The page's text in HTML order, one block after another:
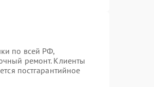
по всей РФ,
ремонт. Клиенты
постгарантийное